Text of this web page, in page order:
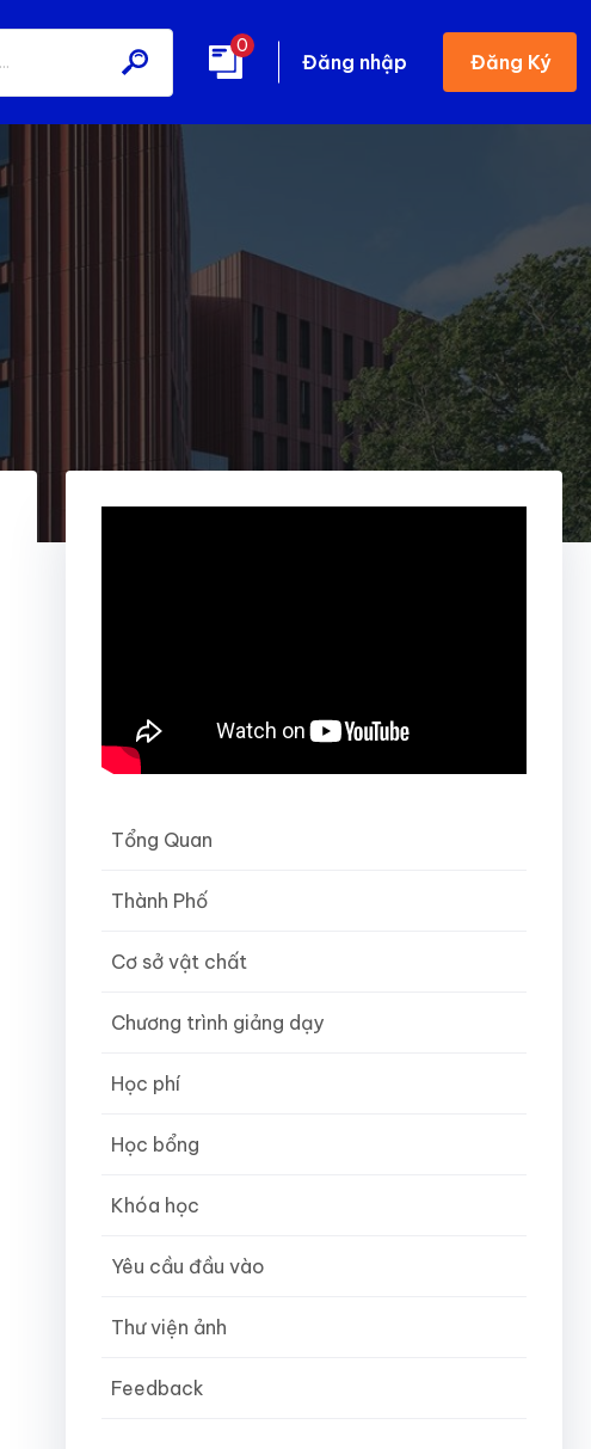
0
Đăng nhập Đăng Ký
Tổng Quan
Thành Phố
Cơ sở vật chất
Chương trình giảng dạy
Học phí
Học bổng
Khóa học
Yêu cầu đầu vào
Thư viện ảnh
Feedback